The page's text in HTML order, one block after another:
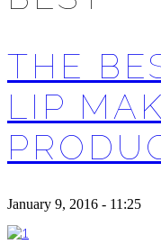
THE
LIP
January 9, 2016 - 11:25